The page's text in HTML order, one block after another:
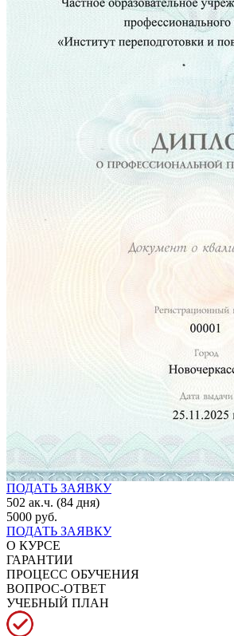
ПОДАТЬ ЗАЯВКУ
502 ак.ч. (84 дня)
5000 руб.
ПОДАТЬ ЗАЯВКУ
О КУРСЕ
ГАРАНТИИ
ПРОЦЕСС ОБУЧЕНИЯ
ВОПРОС-ОТВЕТ
УЧЕБНЫЙ ПЛАН